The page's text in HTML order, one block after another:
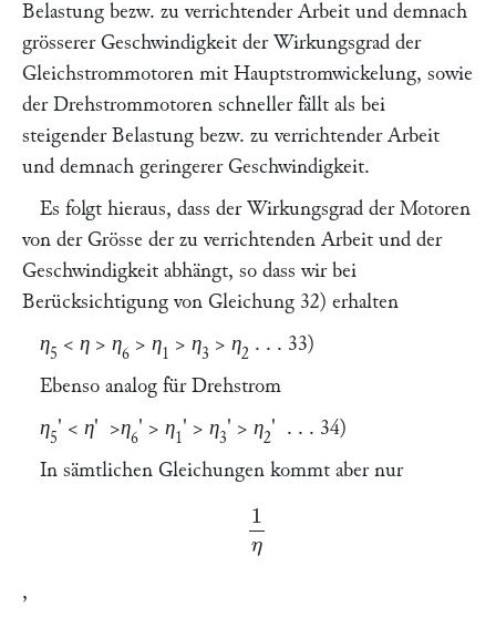
Belastung bezw. zu verrichtender Arbeit und demnach
grösserer Geschwindigkeit der Wirkungsgrad der
Gleichstrommotoren mit Hauptstromwickelung, sowie
der Drehstrommotoren schneller fällt als bei
steigender Belastung bezw. zu verrichtender Arbeit
und demnach geringerer Geschwindigkeit.
Es folgt hieraus, dass der Wirkungsgrad der Motoren
von der Grösse der zu verrichtenden Arbeit und der
Geschwindigkeit abhängt, so dass wir bei
Berücksichtigung von Gleichung 32) erhalten
η5 < η > η6 > η1 > η3 > η2 . . . 33)
Ebenso analog für Drehstrom
η5' < η' >η6' > η1 ' > η3' > η2'
. . . 34)
In sämtlichen Gleichungen kommt aber nur
1η
,